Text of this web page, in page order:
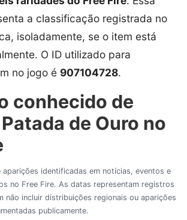
a classificação registrada no
isoladamente, se o item está
O ID utilizado para
no jogo é 907104728.
conhecido de
de Ouro no
identificadas em notícias, eventos e
no Free Fire. As datas representam registros
não incluir distribuições regionais ou aparições
publicamente.